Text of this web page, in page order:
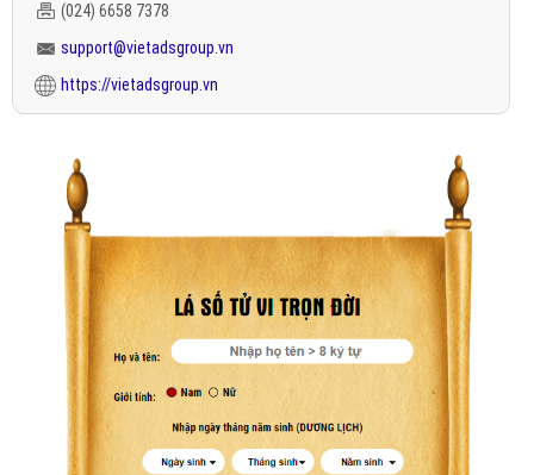
(024) 6658 7378
support@vietadsgroup.vn
https://vietadsgroup.vn